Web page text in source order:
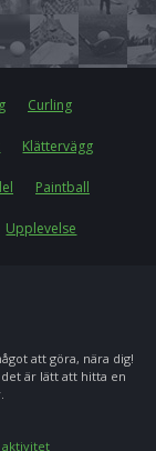
Curling
Klättervägg
Paintball
Upplevelse
att göra, nära dig!
är lätt att hitta en
aktivitet